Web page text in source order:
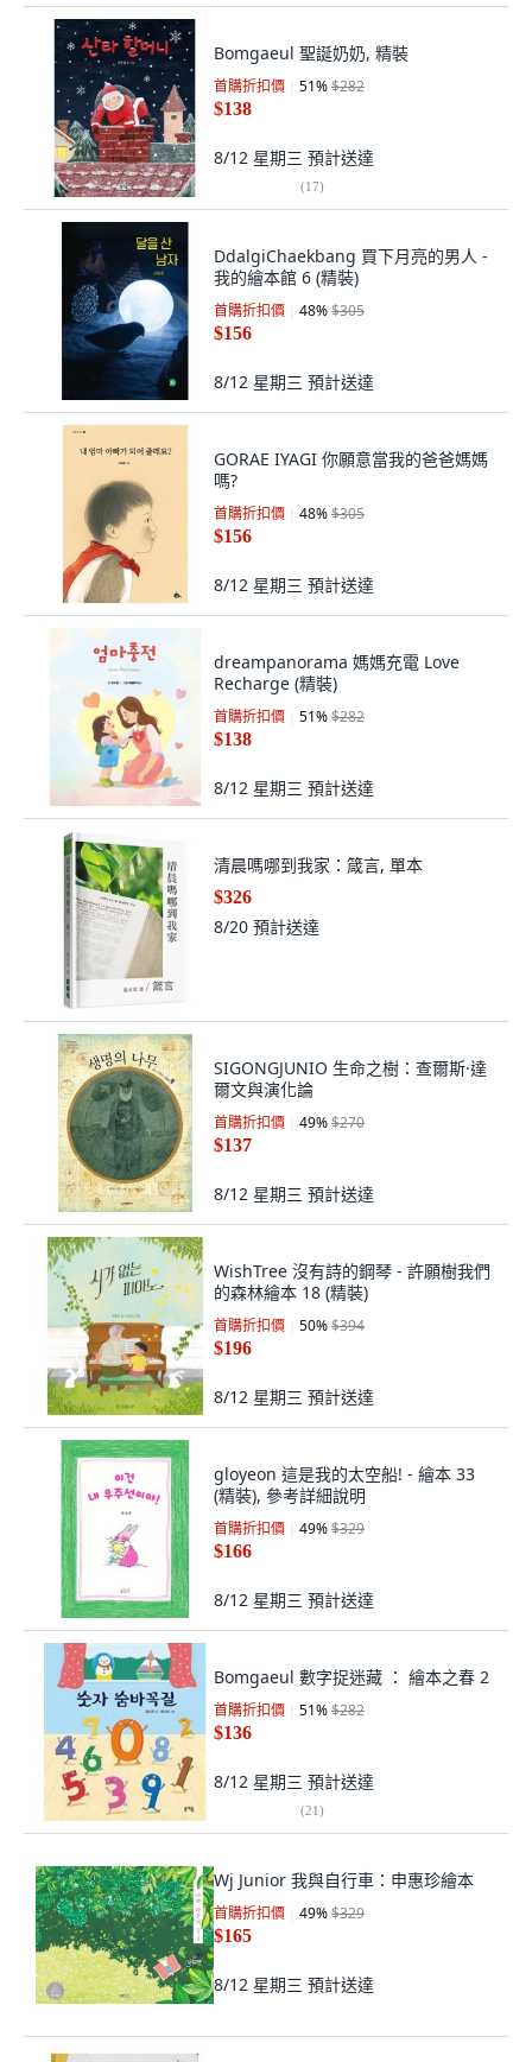
Bomgaeul 聖誕奶奶, 精裝
首購折扣價 51%$282
$138
8/12 星期三 預計送達
(17)
DdalgiChaekbang 買下月亮的男人 -
我的繪本館 6 (精裝)
首購折扣價 48%$305
$156
8/12 星期三 預計送達
GORAE IYAGI 你願意當我的爸爸媽媽
嗎?
首購折扣價 48%$305
$156
8/12 星期三 預計送達
dreampanorama 媽媽充電 Love
Recharge (精裝)
首購折扣價 51%$282
$138
8/12 星期三 預計送達
清晨嗎哪到我家：箴言, 單本
$326
8/20 預計送達
SIGONGJUNIO 生命之樹：查爾斯·達
爾文與演化論
首購折扣價 49%$270
$137
8/12 星期三 預計送達
WishTree 沒有詩的鋼琴 - 許願樹我們
的森林繪本 18 (精裝)
首購折扣價 50%$394
$196
8/12 星期三 預計送達
gloyeon 這是我的太空船! - 繪本 33
(精裝), 參考詳細說明
首購折扣價 49%$329
$166
8/12 星期三 預計送達
Bomgaeul 數字捉迷藏 ： 繪本之春 2
首購折扣價 51%$282
$136
8/12 星期三 預計送達
(21)
Wj Junior 我與自行車：申惠珍繪本
首購折扣價 49%$329
$165
8/12 星期三 預計送達